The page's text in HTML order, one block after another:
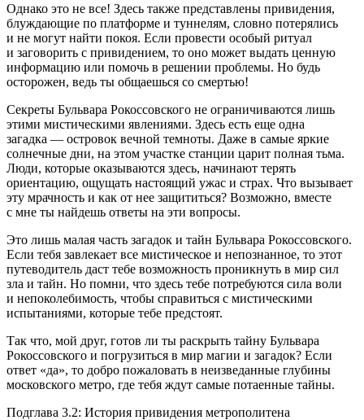
Однако это не все! Здесь также представлены привидения,
блуждающие по платформе и туннелям, словно потерялись
и не могут найти покоя. Если провести особый ритуал
и заговорить с привидением, то оно может выдать ценную
информацию или помочь в решении проблемы. Но будь
осторожен, ведь ты общаешься со смертью!
Секреты Бульвара Рокоссовского не ограничиваются лишь
этими мистическими явлениями. Здесь есть еще одна
загадка — островок вечной темноты. Даже в самые яркие
солнечные дни, на этом участке станции царит полная тьма.
Люди, которые оказываются здесь, начинают терять
ориентацию, ощущать настоящий ужас и страх. Что вызывает
эту мрачность и как от нее защититься? Возможно, вместе
с мне ты найдешь ответы на эти вопросы.
Это лишь малая часть загадок и тайн Бульвара Рокоссовского.
Если тебя завлекает все мистическое и непознанное, то этот
путеводитель даст тебе возможность проникнуть в мир сил
зла и тайн. Но помни, что здесь тебе потребуются сила воли
и непоколебимость, чтобы справиться с мистическими
испытаниями, которые тебе предстоят.
Так что, мой друг, готов ли ты раскрыть тайну Бульвара
Рокоссовского и погрузиться в мир магии и загадок? Если
ответ «да», то добро пожаловать в неизведанные глубины
московского метро, где тебя ждут самые потаенные тайны.
Подглава 3.2: История привидения метрополитена